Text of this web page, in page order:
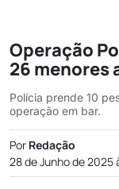
Operação
26 menores
Polícia prende 10
operação em bar.
Por Redação
28 de Junho de 2025